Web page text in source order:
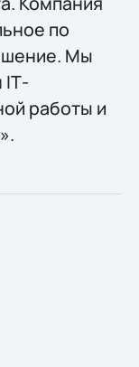
по
Мы
IТ-
работы и